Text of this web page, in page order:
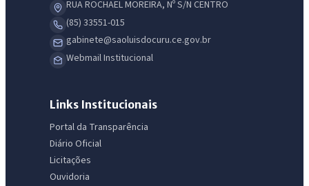
RUA ROCHAEL MOREIRA, Nº S/N CENTRO
(85) 33551-015
gabinete@saoluisdocuru.ce.gov.br
Webmail Institucional
Links Institucionais
Portal da Transparência
Diário Oficial
Licitações
Ouvidoria